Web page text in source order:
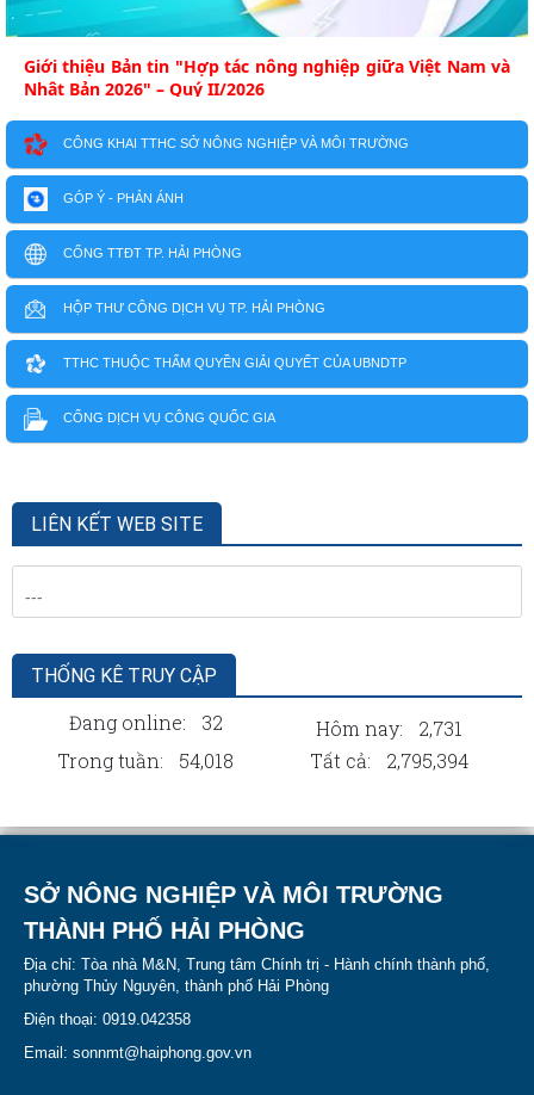
Giới thiệu Bản tin "Hợp tác nông nghiệp giữa Việt Nam và
Nhật Bản 2026" – Quý II/2026
CÔNG KHAI TTHC SỞ NÔNG NGHIỆP VÀ MÔI TRƯỜNG
GÓP Ý - PHẢN ÁNH
CỔNG TTĐT TP. HẢI PHÒNG
HỘP THƯ CÔNG DỊCH VỤ TP. HẢI PHÒNG
TTHC THUỘC THẨM QUYỀN GIẢI QUYẾT CỦA UBNDTP
CỔNG DỊCH VỤ CÔNG QUỐC GIA
LIÊN KẾT WEB SITE
THỐNG KÊ TRUY CẬP
Đang online: 32 Hôm nay:
2,731
Trong tuần:
54,018 Tất cả: 2,795,394
SỞ NÔNG NGHIỆP VÀ MÔI TRƯỜNG
THÀNH PHỐ HẢI PHÒNG
Địa chỉ: Tòa nhà M&N, Trung tâm Chính trị - Hành chính thành phố,
phường Thủy Nguyên, thành phố Hải Phòng
Điện thoại: 0919.042358
Email: sonnmt@haiphong.gov.vn